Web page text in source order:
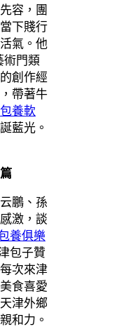
容，團
下賤行
氣。他
術門類
創作經
帶著牛
包養軟
藍光。
鵬、孫
激，談
養俱樂
包子贊
次來津
食喜愛
津外鄉
和力。